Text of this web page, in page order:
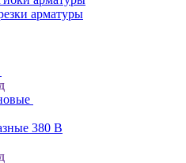
арматуры
380 В